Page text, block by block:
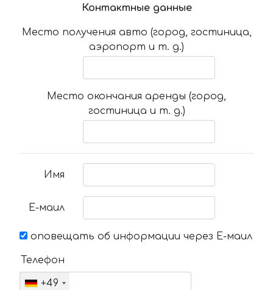
Контактные данные
Место получения авто (город, гостиница,
аэропорт и т. д.)
Место окончания аренды (город,
гостиница и т. д.)
Имя
Е-маил
оповещать об информации через Е-маил
Телефон
+49